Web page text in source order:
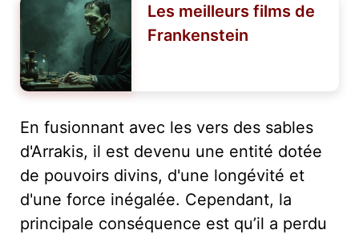
Les meilleurs films de
Frankenstein
En fusionnant avec les vers des sables
d'Arrakis, il est devenu une entité dotée
de pouvoirs divins, d'une longévité et
d'une force inégalée. Cependant, la
principale conséquence est qu’il a perdu